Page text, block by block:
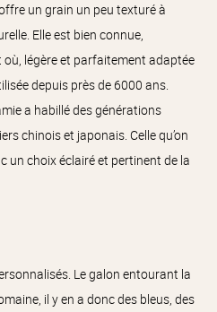
un grain un peu texturé à
Elle est bien connue,
légère et parfaitement adaptée
depuis près de 6000 ans.
a habillé des générations
chinois et japonais. Celle qu’on
un choix éclairé et pertinent de la
Le galon entourant la
il y en a donc des bleus, des